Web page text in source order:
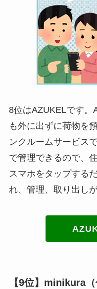
8位はAZUKELです。
も外に出ずに荷物を
ンクルームサービス
で管理できるので、
スマホをタップする
れ、管理、取り出し
【9位】minikura（